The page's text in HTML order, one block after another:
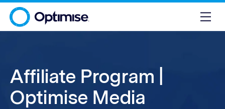
Affiliate Program |
Optimise Media